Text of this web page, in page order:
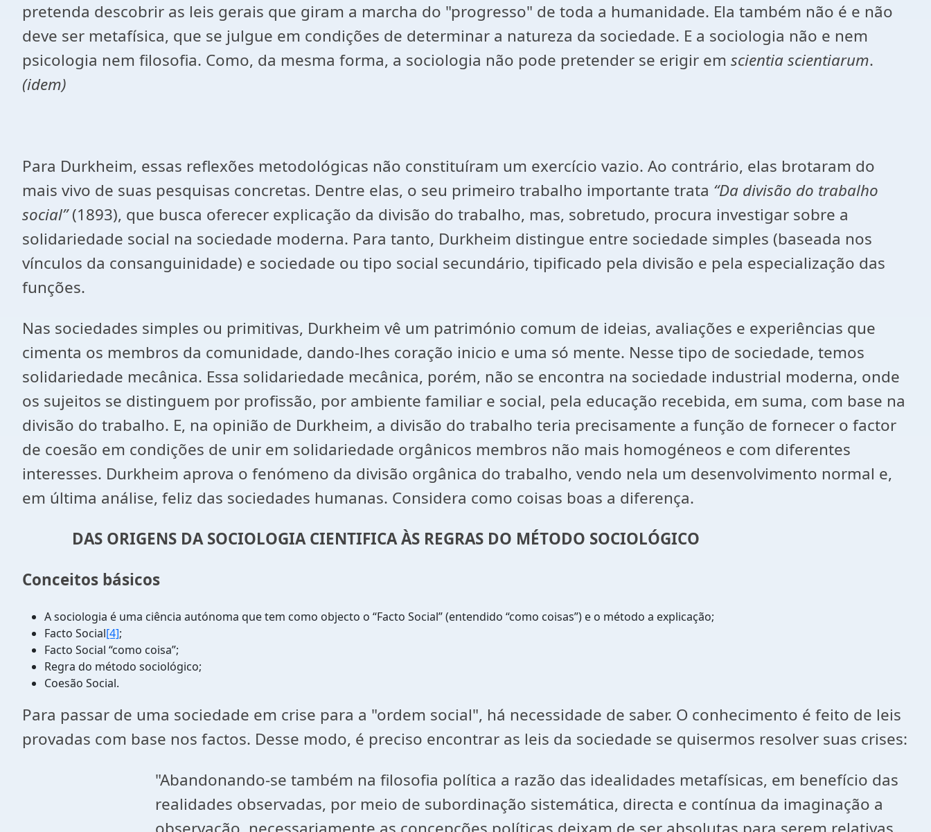
pretenda descobrir as leis gerais que giram a marcha do "progresso" de toda a humanidade. Ela também não é e não
deve ser metafísica, que se julgue em condições de determinar a natureza da sociedade. E a sociologia não e nem
psicologia nem filosofia. Como, da mesma forma, a sociologia não pode pretender se erigir em scientia scientiarum.
(idem)
Para Durkheim, essas reflexões metodológicas não constituíram um exercício vazio. Ao contrário, elas brotaram do
mais vivo de suas pesquisas concretas. Dentre elas, o seu primeiro trabalho importante trata “Da divisão do trabalho
social”(1893), que busca oferecer explicação da divisão do trabalho, mas, sobretudo, procura investigar sobre a
solidariedade social na sociedade moderna. Para tanto, Durkheim distingue entre sociedade simples (baseada nos
vínculos da consanguinidade) e sociedade ou tipo social secundário, tipificado pela divisão e pela especialização das
funções.
Nas sociedades simples ou primitivas, Durkheim vê um património comum de ideias, avaliações e experiências que
cimenta os membros da comunidade, dando-lhes coração inicio e uma só mente. Nesse tipo de sociedade, temos
solidariedade mecânica. Essa solidariedade mecânica, porém, não se encontra na sociedade industrial moderna, onde
os sujeitos se distinguem por profissão, por ambiente familiar e social, pela educação recebida, em suma, com base na
divisão do trabalho. E, na opinião de Durkheim, a divisão do trabalho teria precisamente a função de fornecer o factor
de coesão em condições de unir em solidariedade orgânicos membros não mais homogéneos e com diferentes
interesses. Durkheim aprova o fenómeno da divisão orgânica do trabalho, vendo nela um desenvolvimento normal e,
em última análise, feliz das sociedades humanas. Considera como coisas boas a diferença.
DAS ORIGENS DA SOCIOLOGIA CIENTIFICA ÀS REGRAS DO MÉTODO SOCIOLÓGICO
Conceitos básicos
A sociologia é uma ciência autónoma que tem como objecto o “Facto Social” (entendido “como coisas”) e o método a explicação;
Facto Social[4];
Facto Social “como coisa”;
Regra do método sociológico;
Coesão Social.
Para passar de uma sociedade em crise para a "ordem social", há necessidade de saber. O conhecimento é feito de leis
provadas com base nos factos. Desse modo, é preciso encontrar as leis da sociedade se quisermos resolver suas crises:
"Abandonando-se também na filosofia política a razão das idealidades metafísicas, em benefício das
realidades observadas, por meio de subordinação sistemática, directa e contínua da imaginação a